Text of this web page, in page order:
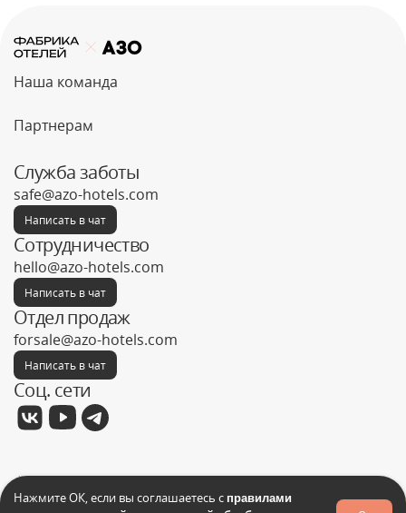
Наша команда
Партнерам
Служба заботы
safe@azo-hotels.com
Написать в чат
Сотрудничество
hello@azo-hotels.com
Написать в чат
Отдел продаж
forsale@azo-hotels.com
Написать в чат
Соц. сети
Фабрика отелей © 2026
Политика конфиденциальности
Нажмите ОК, если вы соглашаетесь с правилами